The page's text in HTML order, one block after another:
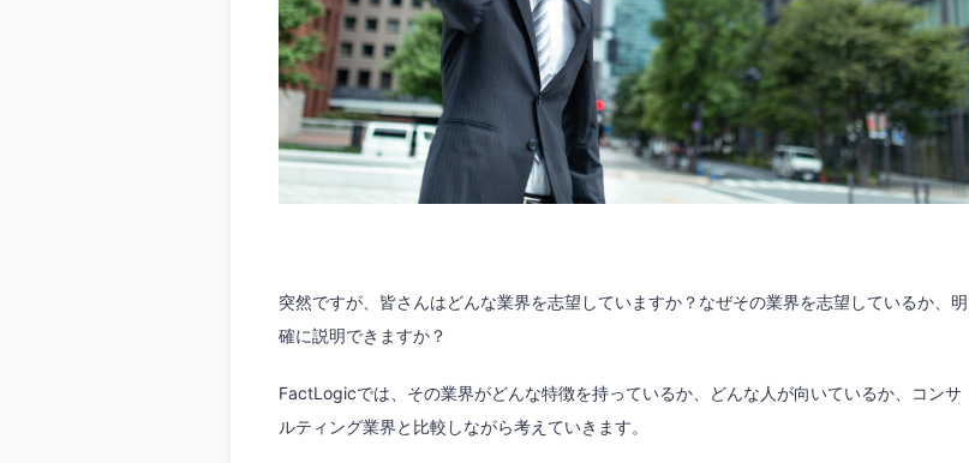
突然ですが、皆さんはどんな業界を志望していますか？なぜその業界を志望しているか、明
確に説明できますか？
FactLogicでは、その業界がどんな特徴を持っているか、どんな人が向いているか、コンサ
ルティング業界と比較しながら考えていきます。